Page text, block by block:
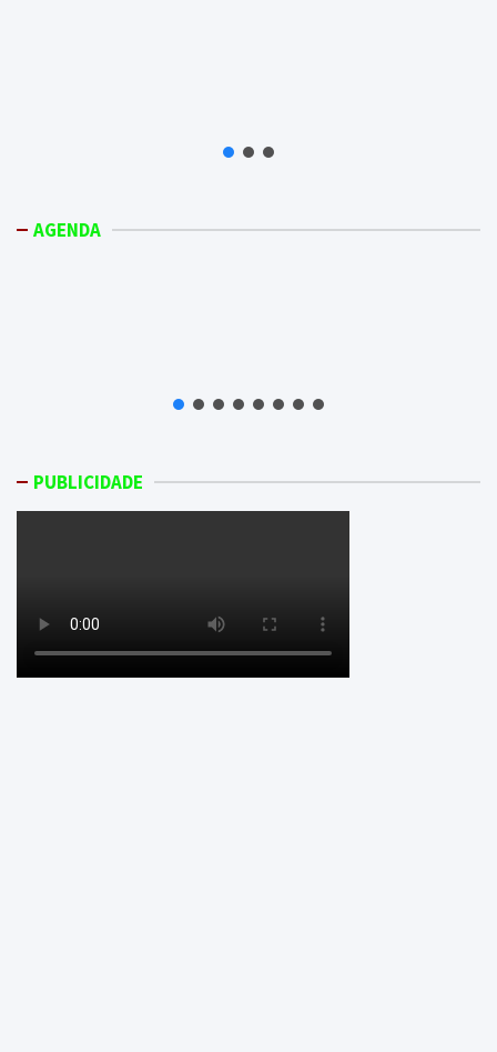
AGENDA
PUBLICIDADE